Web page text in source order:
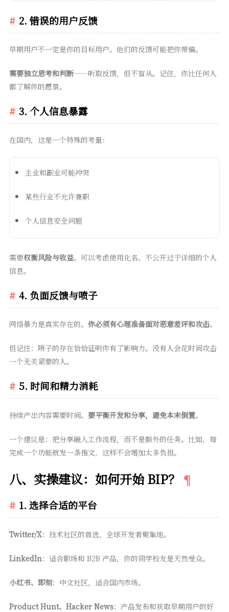
2. 错误的用户反馈
早期用户不一定是你的目标用户。他们的反馈可能把你带偏。
需要独立思考和判断——听取反馈，但不盲从。记住，你比任何人
都了解你的愿景。
3. 个人信息暴露
在国内，这是一个特殊的考量：
主业和副业可能冲突
某些行业不允许兼职
个人信息安全问题
需要权衡风险与收益。可以考虑使用化名、不公开过于详细的个人
信息。
4. 负面反馈与喷子
网络暴力是真实存在的。 你必须有心理准备面对恶意差评和攻击。
但记住：喷子的存在恰恰证明你有了影响力。没有人会花时间攻击
一个无关紧要的人。
5. 时间和精力消耗
持续产出内容需要时间。 要平衡开发和分享，避免本末倒置。
一个建议是：把分享融入工作流程，而不是额外的任务。比如，每
完成一个功能就发一条推文，这样不会增加太多负担。
八、实操建议：如何开始 BIP？
1. 选择合适的平台
Twitter/X：技术社区的首选，全球开发者聚集地。
LinkedIn：适合职场和 B2B 产品，你的同学校友是天然受众。
小红书、即刻：中文社区，适合国内市场。
Product Hunt、Hacker News：产品发布和获取早期用户的好